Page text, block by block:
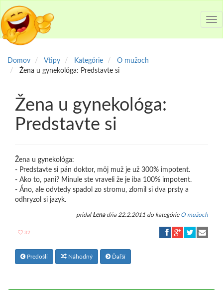
Domov Vtipy Kategórie
O mužoch
Žena u gynekológa: Predstavte si
Žena u gynekológa:
Predstavte si
Žena u gynekológa:
- Predstavte si pán doktor, môj muž je už 300% impotent.
- Ako to, pani? Minule ste vraveli že je iba 100% impotent.
- Áno, ale odvtedy spadol zo stromu, zlomil si dva prsty a
odhryzol si jazyk.
pridal Lenadňa 22.2.2011 do kategórie O mužoch
32
Predošlí Náhodný Ďaľší